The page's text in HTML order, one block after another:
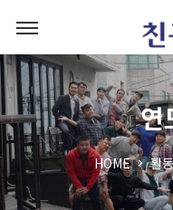
연
HOME 활동